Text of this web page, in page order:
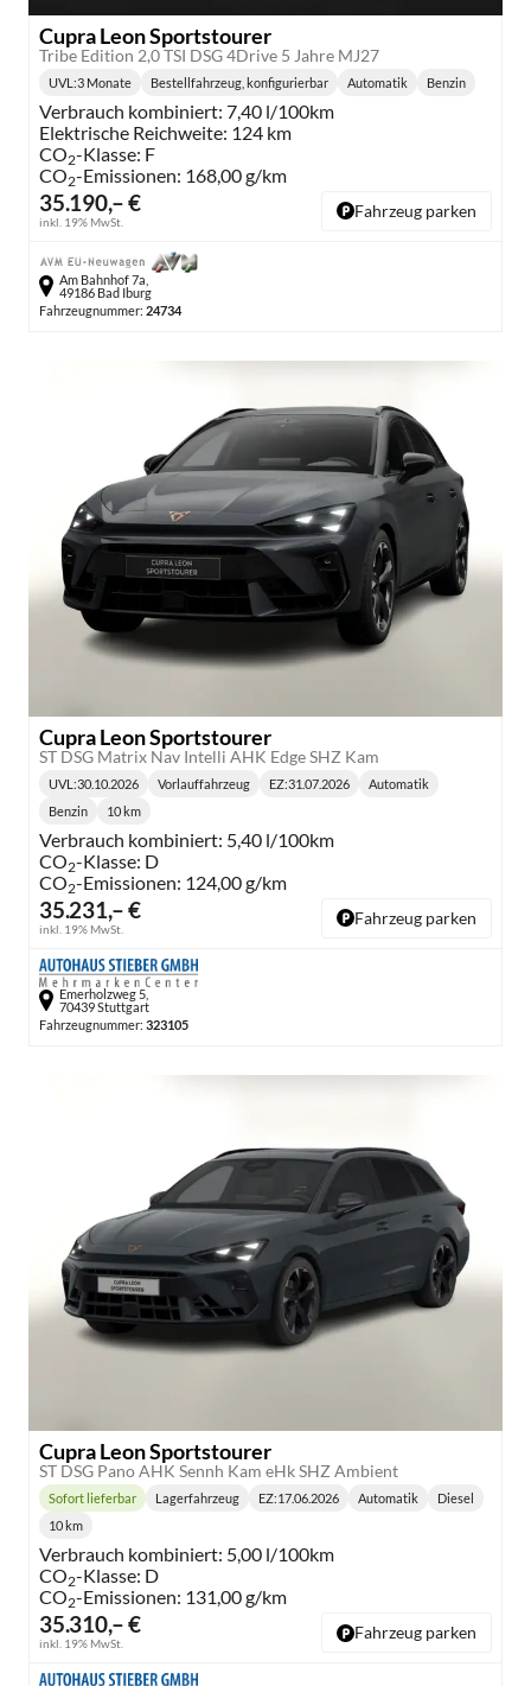
Cupra Leon Sportstourer
Tribe Edition 2,0 TSI DSG 4Drive 5 Jahre MJ27
35.190,– €
inkl. 19% MwSt.
Lieferzeit:
UVL :3 Monate Bestellfahrzeug, konfigurierbar
Getriebe:
Automatik
Kraftstoff:
Benzin
Verbrauch kombiniert: 7,40 l/100km
Elektrische Reichweite: 124 km
CO2-Klasse: F
CO2-Emissionen: 168,00 g/km
Fahrzeug parken
Am Bahnhof 7a,
49186 Bad Iburg
Fahrzeugnummer: 24734
Cupra Leon Sportstourer
ST DSG Matrix Nav Intelli AHK Edge SHZ Kam
35.231,– €
inkl. 19% MwSt.
Lieferzeit:
UVL :30.10.2026 Vorlauffahrzeug EZ:31.07.2026
Getriebe:
Automatik
Kraftstoff:
Benzin
Kilometerstand:
10 km
Verbrauch kombiniert: 5,40 l/100km
CO2-Klasse: D
CO2-Emissionen: 124,00 g/km
Fahrzeug parken
Emerholzweg 5,
70439 Stuttgart
Fahrzeugnummer: 323105
Cupra Leon Sportstourer
ST DSG Pano AHK Sennh Kam eHk SHZ Ambient
35.310,– €
inkl. 19% MwSt.
Lieferzeit:
Sofort lieferbar Lagerfahrzeug EZ:17.06.2026 Automatik Diesel
10 km
Verbrauch kombiniert: 5,00 l/100km
CO2-Klasse: D
CO2-Emissionen: 131,00 g/km
Fahrzeug parken